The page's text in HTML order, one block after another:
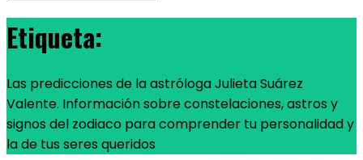
Etiqueta:
Las predicciones de la astróloga Julieta Suárez
Valente. Información sobre constelaciones, astros y
signos del zodiaco para comprender tu personalidad y
la de tus seres queridos